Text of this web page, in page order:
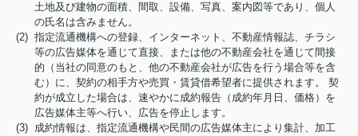
土地及び建物の面積、間取、設備、写真、案内図等であり、個人
の氏名は含みません。
(2) 指定流通機構への登録、インターネット、不動産情報誌、チラシ
等の広告媒体を通じて直接、または他の不動産会社を通じて間接
的（当社の同意のもと、他の不動産会社が広告を行う場合等を含
む）に、契約の相手方や売買・賃貸借希望者に提供されます。 契
約が成立した場合は、速やかに成約報告（成約年月日、価格）を
広告媒体主等へ行い、広告を停止します。
(3) 成約情報は、指定流通機構や民間の広告媒体主により集計、加工